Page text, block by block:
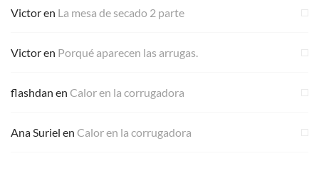
Victoren La mesa de secado 2 parte
Victoren Porqué aparecen las arrugas.
flashdan en Calor en la corrugadora
Ana Suriel en Calor en la corrugadora